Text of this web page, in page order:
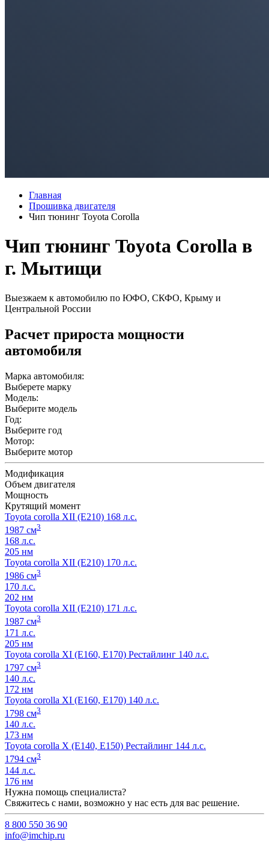
Главная
Прошивка двигателя
Чип тюнинг Toyota Corolla
Чип тюнинг Toyota Corolla в
г. Мытищи
Выезжаем к автомобилю по ЮФО, СКФО, Крыму и
Центральной России
Расчет прироста мощности
автомобиля
Марка автомобиля:
Выберете марку
Модель:
Выберите модель
Год:
Выберите год
Мотор:
Выберите мотор
Модификация
Объем двигателя
Мощность
Крутящий момент
Toyota corolla XII (E210) 168 л.с.
1987 см3
168 л.с.
205 нм
Toyota corolla XII (E210) 170 л.с.
1986 см3
170 л.с.
202 нм
Toyota corolla XII (E210) 171 л.с.
1987 см3
171 л.с.
205 нм
Toyota corolla XI (E160, E170) Рестайлинг 140 л.с.
1797 см3
140 л.с.
172 нм
Toyota corolla XI (E160, E170) 140 л.с.
1798 см3
140 л.с.
173 нм
Toyota corolla X (E140, E150) Рестайлинг 144 л.с.
1794 см3
144 л.с.
176 нм
Нужна помощь специалиста?
Свяжитесь с нами, возможно у нас есть для вас решение.
8 800 550 36 90
info@imchip.ru